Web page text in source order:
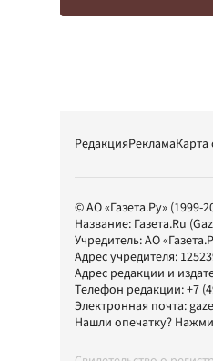
РедакцияРекламаКарта
© АО «Газета.Ру» (1999-
Название: Газета.Ru
Учредитель:АО
Адрес учредителя:
Адрес редакции и
Телефон редакции:+7
Электронная почта:
Нашли опечатку?